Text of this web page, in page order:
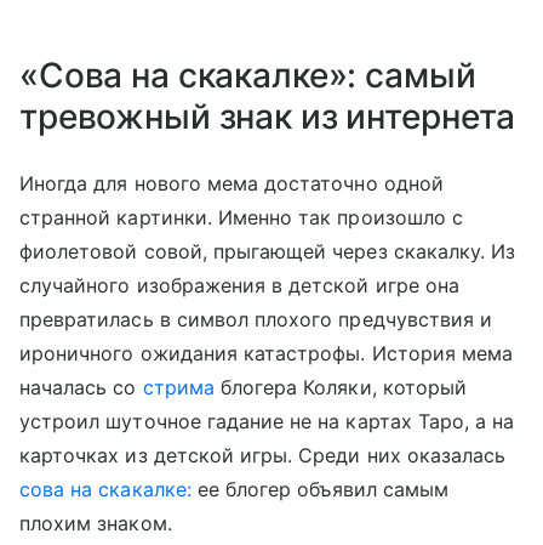
«Сова на скакалке»: самый
тревожный знак из интернета
Иногда для нового мема достаточно одной
странной картинки. Именно так произошло с
фиолетовой совой, прыгающей через скакалку. Из
случайного изображения в детской игре она
превратилась в символ плохого предчувствия и
ироничного ожидания катастрофы. История мема
началась со стрима блогера Коляки, который
устроил шуточное гадание не на картах Таро, а на
карточках из детской игры. Среди них оказалась
сова на скакалке:ее блогер объявил самым
плохим знаком.